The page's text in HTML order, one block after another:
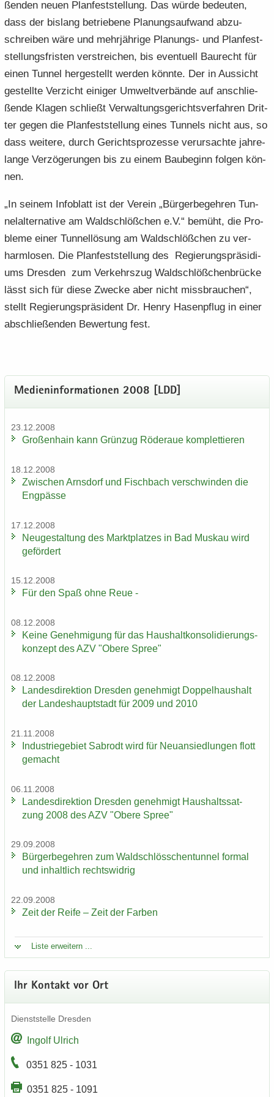
ßen­den neuen Plan­fest­stel­lung. Das würde be­deu­ten,
dass der bis­lang be­trie­be­ne Pla­nungs­auf­wand ab­zu­
schrei­ben wäre und mehr­jäh­ri­ge Planungs-​ und Plan­fest­
stel­lungs­fris­ten ver­strei­chen, bis even­tu­ell Bau­recht für
einen Tun­nel her­ge­stellt wer­den könn­te. Der in Aus­sicht
ge­stell­te Ver­zicht ei­ni­ger Um­welt­ver­bän­de auf an­schlie­
ßen­de Kla­gen schließt Ver­wal­tungs­ge­richts­ver­fah­ren Drit­
ter gegen die Plan­fest­stel­lung eines Tun­nels nicht aus, so
dass wei­te­re, durch Ge­richts­pro­zes­se ver­ur­sach­te jah­re­
lan­ge Ver­zö­ge­run­gen bis zu einem Bau­be­ginn fol­gen kön­
nen.
„In sei­nem In­fo­blatt ist der Ver­ein „Bür­ger­be­geh­ren Tun­
nel­al­ter­na­ti­ve am Wald­schlöß­chen e.V.“ be­müht, die Pro­
ble­me einer Tun­nel­lö­sung am Wald­schlöß­chen zu ver­
harm­lo­sen. Die Plan­fest­stel­lung des Re­gie­rungs­prä­si­di­
ums Dres­den zum Ver­kehrs­zug Wald­schlöß­chen­brü­cke
lässt sich für diese Zwe­cke aber nicht miss­brau­chen“,
stellt Re­gie­rungs­prä­si­dent Dr. Henry Ha­sen­pflug in einer
ab­schlie­ßen­den Be­wer­tung fest.
Me­di­en­in­for­ma­tio­nen 2008 [LDD]
23.12.2008
Gro­ßen­hain kann Grün­zug Rö­der­aue kom­plet­tie­ren
18.12.2008
Zwi­schen Arns­dorf und Fisch­bach ver­schwin­den die
Eng­päs­se
17.12.2008
Neu­ge­stal­tung des Markt­plat­zes in Bad Mus­kau wird
ge­för­dert
15.12.2008
Für den Spaß ohne Reue -
08.12.2008
Keine Ge­neh­mi­gung für das Haus­halt­kon­so­li­die­rungs­
kon­zept des AZV "Obere Spree"
08.12.2008
Lan­des­di­rek­ti­on Dres­den ge­neh­migt Dop­pel­haus­halt
der Lan­des­haupt­stadt für 2009 und 2010
21.11.2008
In­dus­trie­ge­biet Sa­b­rodt wird für Neu­an­sied­lun­gen flott
ge­macht
06.11.2008
Lan­des­di­rek­ti­on Dres­den ge­neh­migt Haus­halts­sat­
zung 2008 des AZV "Obere Spree"
29.09.2008
Bür­ger­be­geh­ren zum Wald­schlöss­chen­tun­nel for­mal
und in­halt­lich rechts­wid­rig
22.09.2008
Zeit der Reife – Zeit der Far­ben
Liste er­wei­tern ...
Ihr Kon­takt vor Ort
Dienst­stel­le Dres­den
In­golf Ul­rich
0351 825 - 1031
0351 825 - 1091